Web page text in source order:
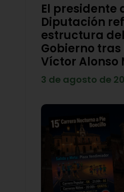
El presidente
Diputación
estructura
Gobierno
Víctor Alonso
3 de agosto de